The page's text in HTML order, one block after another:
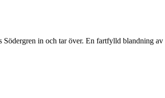
in och tar över. En fartfylld blandning